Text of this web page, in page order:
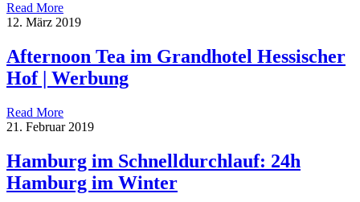
Read More
12. März 2019
Afternoon Tea im Grandhotel Hessischer
Hof | Werbung
Read More
21. Februar 2019
Hamburg im Schnelldurchlauf: 24h
Hamburg im Winter